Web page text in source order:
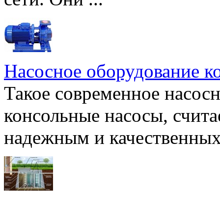
Насосное оборудование
Такое современное
консольные насосы,
надежным и